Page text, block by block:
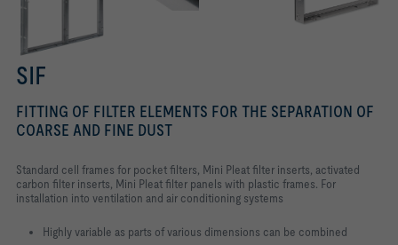
SIF
FITTING OF FILTER ELEMENTS FOR THE SEPARATION OF
COARSE AND FINE DUST
Standard cell frames for pocket filters, Mini Pleat filter inserts, activated
carbon filter inserts, Mini Pleat filter panels with plastic frames. For
installation into ventilation and air conditioning systems
Highly variable as parts of various dimensions can be combined